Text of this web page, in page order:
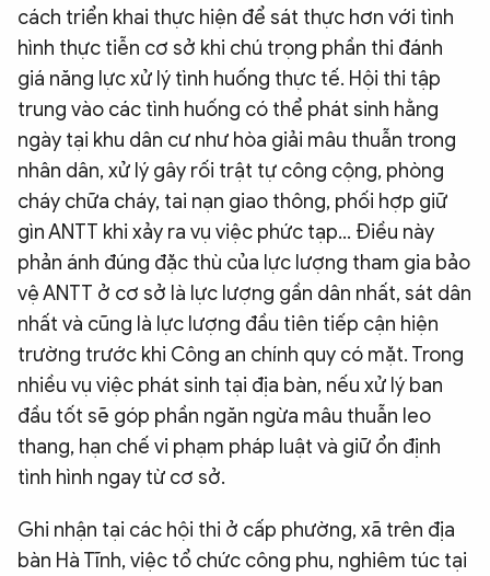
cách triển khai thực hiện để sát thực hơn với tình
hình thực tiễn cơ sở khi chú trọng phần thi đánh
giá năng lực xử lý tình huống thực tế. Hội thi tập
trung vào các tình huống có thể phát sinh hằng
ngày tại khu dân cư như hòa giải mâu thuẫn trong
nhân dân, xử lý gây rối trật tự công cộng, phòng
cháy chữa cháy, tai nạn giao thông, phối hợp giữ
gìn ANTT khi xảy ra vụ việc phức tạp… Điều này
phản ánh đúng đặc thù của lực lượng tham gia bảo
vệ ANTT ở cơ sở là lực lượng gần dân nhất, sát dân
nhất và cũng là lực lượng đầu tiên tiếp cận hiện
trường trước khi Công an chính quy có mặt. Trong
nhiều vụ việc phát sinh tại địa bàn, nếu xử lý ban
đầu tốt sẽ góp phần ngăn ngừa mâu thuẫn leo
thang, hạn chế vi phạm pháp luật và giữ ổn định
tình hình ngay từ cơ sở.
Ghi nhận tại các hội thi ở cấp phường, xã trên địa
bàn Hà Tĩnh, việc tổ chức công phu, nghiêm túc tại